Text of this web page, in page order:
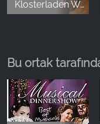
Klosterladen Wöltingerode
Bu ortak